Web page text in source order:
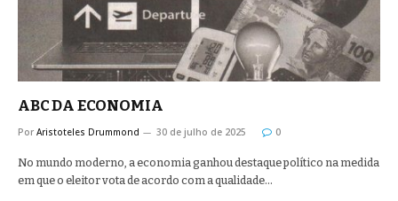
ABC DA ECONOMIA
Por Aristoteles Drummond 30 de julho de 2025 0
No mundo moderno, a economia ganhou destaque político na medida
em que o eleitor vota de acordo com a qualidade…